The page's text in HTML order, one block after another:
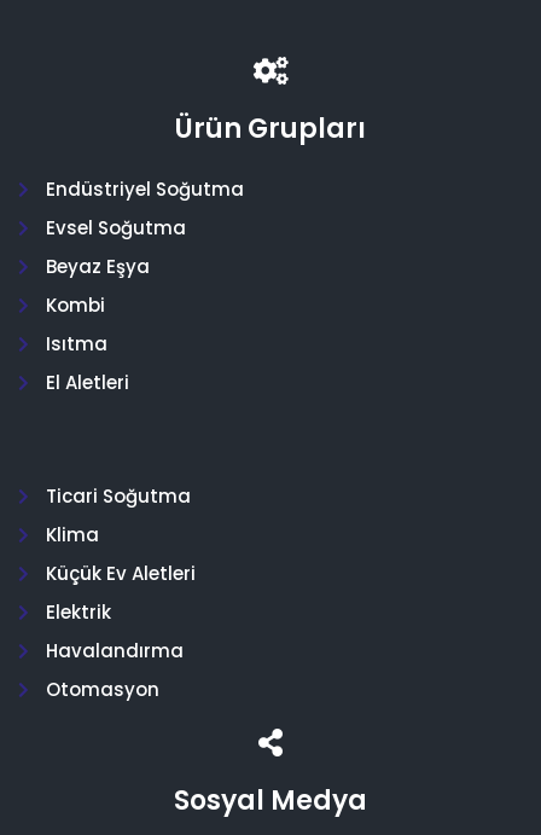
Ürün Grupları
Endüstriyel Soğutma
Evsel Soğutma
Beyaz Eşya
Kombi
Isıtma
El Aletleri
Ticari Soğutma
Klima
Küçük Ev Aletleri
Elektrik
Havalandırma
Otomasyon
Sosyal Medya